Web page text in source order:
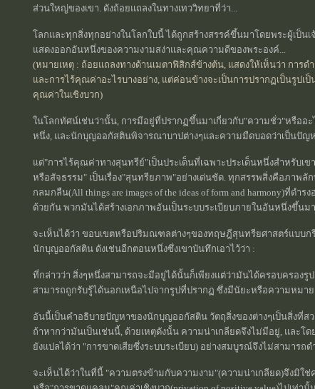
ส่วนใหญ่ของเขา. ดังถ้อยแถลงในทางเทววิทยาที่ว่า...
โลกและทุกสิ่งทุกอย่างในโลกใบนี้ ได้ถูกสร้างสรรค์ขึ้นมาโดยพระผู้เป็น
แสดงออกอันหนึ่งของความงามสง่าและคุณความดีของพระองค์...
(หมายเหตุ : ถ้อยแถลงทางด้านเมตาฟิสิกส์ข้างต้น, แสดงให้เห็นว่า การ
และการไร้คุณค่าอะไรบางอย่าง, แต่ค่อนข้างจะเป็นการปรากฏเป็นรูป
คุณค่าในเชิงบวก)
ในโลกทัศน์เช่นว่านั้น, การมีอยู่ที่ปรากฏขึ้นมาเกี่ยวกับ"ความชั่ว"หรืออ
หนึ่ง, และนักบุญออกัสตินพิจารณาบาปต่างๆและความมืดบอดว่าเป็นปัญ
แต่"การไร้คุณค่าทางสุนทรีย์"เป็นประเด็นที่เฉพาะประเด็นหนึ่งสำหรับเ
หรือสัจธรรม" เป็นเรื่อง"สุนทรียภาพ"อย่างเด่นชัด. ทุกสรรพสิ่งคือภาพ
กลมกลืน(All things are images of the ideas of form and harmony)ที่ด
ด้วยกัน พวกมันได้สร้างเอกภาพอันเป็นระบบระเบียบภายในอันหนึ่งขึ้นมา
จะเห็นได้ว่า ขอบเขตหรือปริมณฑลต่างๆของทฤษฎีสุนทรียศาสตร์แบบก
นักบุญออกัสติน ดังเช่นอีกตอนหนึ่งซึ่งเขาบันทึกเอาไว้ว่า :
ที่กล่าวว่า สิ่งๆหนึ่งสามารถจะมีอยู่ได้นั้นก็เพียงแต่ว่ามันได้ครอบครอง
สามารถถูกรับรู้ได้นอกเหนือไปจากรูปที่ปรากฏ ซึ่งมีนัยะหรือความหมาย
อันนี้เป็นคำอธิบายปัญหาของนักบุญออกัสติน วัตถุสิ่งของต่างๆเป็นสิ่งที่
ถ้าหากว่ามันเป็นเช่นนี้, ด้วยเหตุดังนั้น ความน่าเกลียดจึงไม่มีอยู่, และโด
ยังแปลได้ว่า "การขาดเสียซึ่งระบบระเบียบ) อย่างสมบูรณ์จึงไม่สามารถด
จะเห็นได้ว่าในที่นี้ "ความตรงข้ามกับความงาม"(ความน่าเกลียด)จึงมิใช่